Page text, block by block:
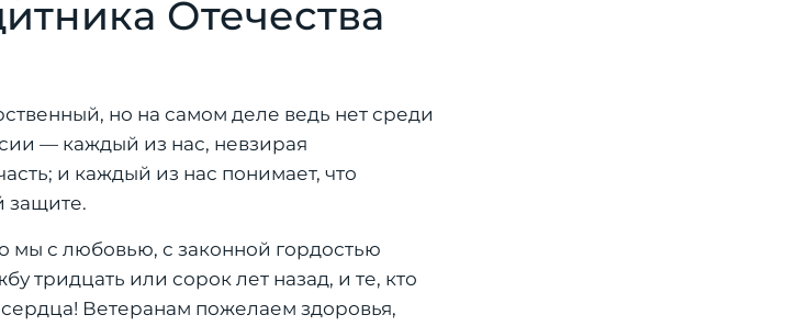
Отечества
но на самом деле ведь нет среди
— каждый из нас, невзирая
и каждый из нас понимает, что
защите.
мы с любовью, с законной гордостью
тридцать или сорок лет назад, и те, кто
Ветеранам пожелаем здоровья,